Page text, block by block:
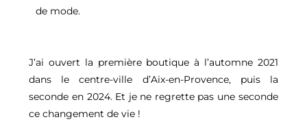
de mode.
J’ai ouvert la première boutique à l’automne 2021
dans le centre-ville d’Aix-en-Provence, puis la
seconde en 2024. Et je ne regrette pas une seconde
ce changement de vie !